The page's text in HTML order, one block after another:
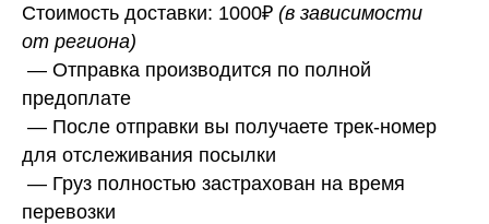
Стоимость доставки: 1000₽ (в зависимости
от региона)
— Отправка производится по полной
предоплате
— После отправки вы получаете трек-номер
для отслеживания посылки
— Груз полностью застрахован на время
перевозки